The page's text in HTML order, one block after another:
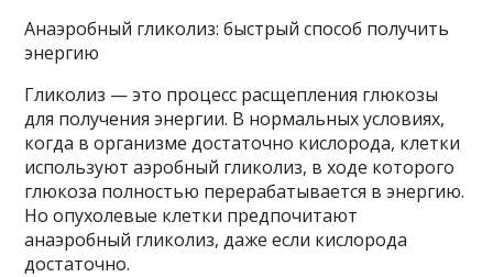
Анаэробный гликолиз: быстрый способ получить
энергию
Гликолиз — это процесс расщепления глюкозы
для получения энергии. В нормальных условиях,
когда в организме достаточно кислорода, клетки
используют аэробный гликолиз, в ходе которого
глюкоза полностью перерабатывается в энергию.
Но опухолевые клетки предпочитают
анаэробный гликолиз, даже если кислорода
достаточно.